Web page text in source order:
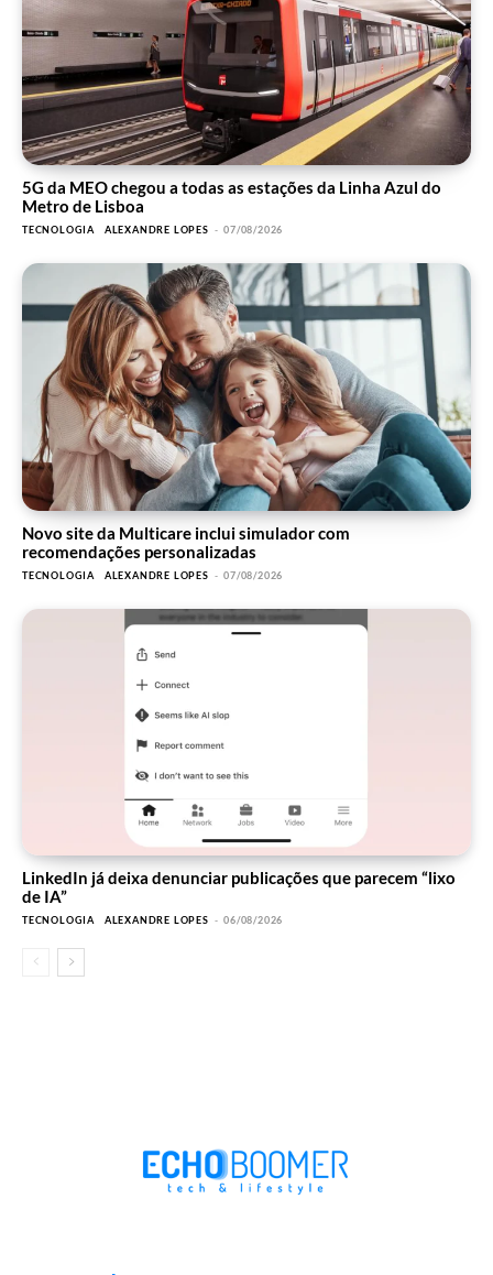
5G da MEO chegou a todas as estações da Linha Azul do
Metro de Lisboa
TECNOLOGIA ALEXANDRE LOPES - 07/08/2026
Novo site da Multicare inclui simulador com
recomendações personalizadas
TECNOLOGIA ALEXANDRE LOPES - 07/08/2026
LinkedIn já deixa denunciar publicações que parecem “lixo
de IA”
TECNOLOGIA ALEXANDRE LOPES - 06/08/2026